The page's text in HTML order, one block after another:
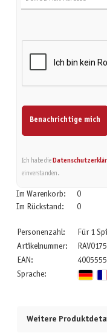
Benachrichtige mich
Ich habe die
einverstanden.
Im Warenkorb:
0
Im Rückstand:
0
Personenzahl:
Für 1
Artikelnummer:
EAN:
Sprache:
Weitere